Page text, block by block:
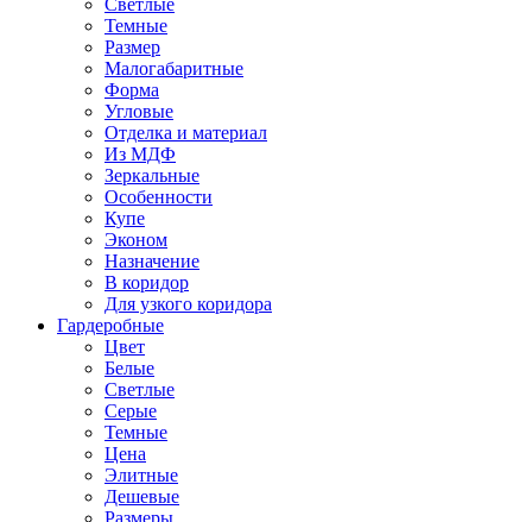
Светлые
Темные
Размер
Малогабаритные
Форма
Угловые
Отделка и материал
Из МДФ
Зеркальные
Особенности
Купе
Эконом
Назначение
В коридор
Для узкого коридора
Гардеробные
Цвет
Белые
Светлые
Серые
Темные
Цена
Элитные
Дешевые
Размеры